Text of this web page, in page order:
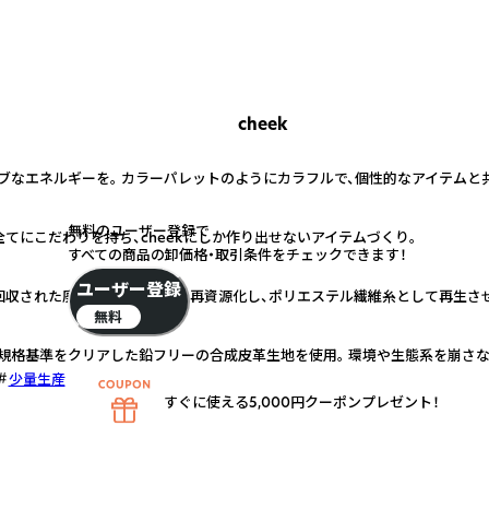
cheek
エネルギーを。 カラーパレットのようにカラフルで、個性的なアイテム
にこだわりを持ち、cheekにしか作り出せないアイテムづくり。
された廃棄ペットボトルを再資源化し、ポリエステル繊維糸として再生さ
格基準をクリアした鉛フリーの合成皮革生地を使用。 環境や生態系を崩さ
少量生産
無料のユーザー登録で
すべての商品の卸価格・取引条件をチェックできます！
ユーザー登録
無料
すぐに使える5,000円クーポンプレゼント！